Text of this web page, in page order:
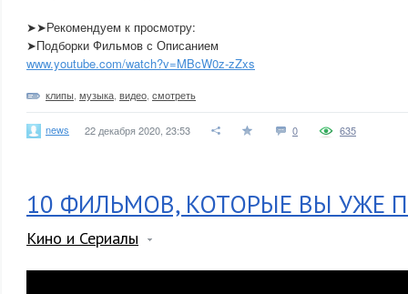
➤➤Рекомендуем к просмотру:
➤Подборки Фильмов с Описанием
www.youtube.com/watch?v=MBcW0z-zZxs
клипы музыка видео смотреть
news 22 декабря 2020, 23:53 0 635
10 ФИЛЬМОВ, КОТОРЫЕ ВЫ УЖЕ
Кино и Сериалы